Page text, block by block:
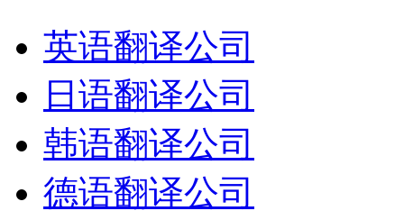
英语翻译公司
日语翻译公司
韩语翻译公司
德语翻译公司